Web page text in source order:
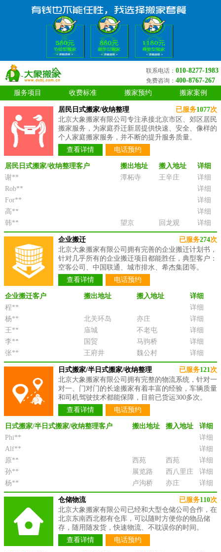
联系电话： 010-8277-1983
免费咨询： 400-8767-267
服务项目
收费标准 搬家预约 搬家案例
已服务1077次
居民日式搬家/收纳整理
北京大象搬家有限公司专注承接北京市区、郊区居民
搬家服务，为家庭乔迁新居提供快速、安全、像样的
个人家庭搬家服务，并不断的提升服务质量。
查看详情
电话预约
居民日式搬家/收纳整理客户 搬出地址 搬入地址
详细
谢**
潭柘寺 王辛庄
详细
Rob**
详细
For**
详细
高**
详细
韩**
望京 回龙观 详细
已服务274次
企业搬迁
北京大象搬家有限公司拥有完善的企业搬迁计划书，
针对几乎所有的企业搬迁项目都能胜任，典型客户：
空客公司、中国联通、城市排水、希杰集团等。
查看详情
电话预约
企业搬迁客户 搬出地址 搬入地址
详细
程**
详细
杨**
北关环岛 亦庄
详细
王**
庙城 不老屯
详细
李**
国贸 马驹桥
详细
张**
王府井 魏公村 详细
已服务121次
日式搬家/半日式搬家/收纳整理
北京大象搬家有限公司拥有完整的物流系统，针对一
对一、门对门的长途搬家有着丰富的经验，车辆质量
和司机驾驶技术都能保障，目前已货运300多次。
查看详情
电话预约
日式搬家/半日式搬家/收纳整理客户 搬出地址 搬入地址
详细
Phi**
详细
Alf**
详细
原**
西苑 西苑
详细
孙**
展览路 西八里庄
详细
杨**
卢沟桥 亦庄 详细
已服务110次
仓储物流
北京大象搬家有限公司已经和大型仓储公司合作，在
北京东南西北都有仓库，可以随时方便你的物品储
存，随用随发货，快速物流、不耽误你的时间。
查看详情
电话预约